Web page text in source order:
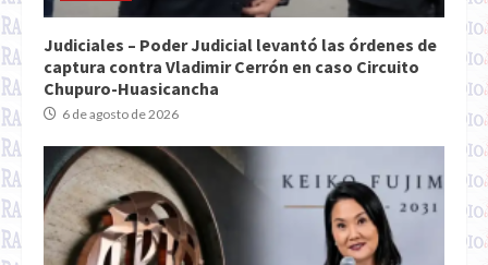
Judiciales – Poder Judicial levantó las órdenes de
captura contra Vladimir Cerrón en caso Circuito
Chupuro-Huasicancha
6 de agosto de 2026